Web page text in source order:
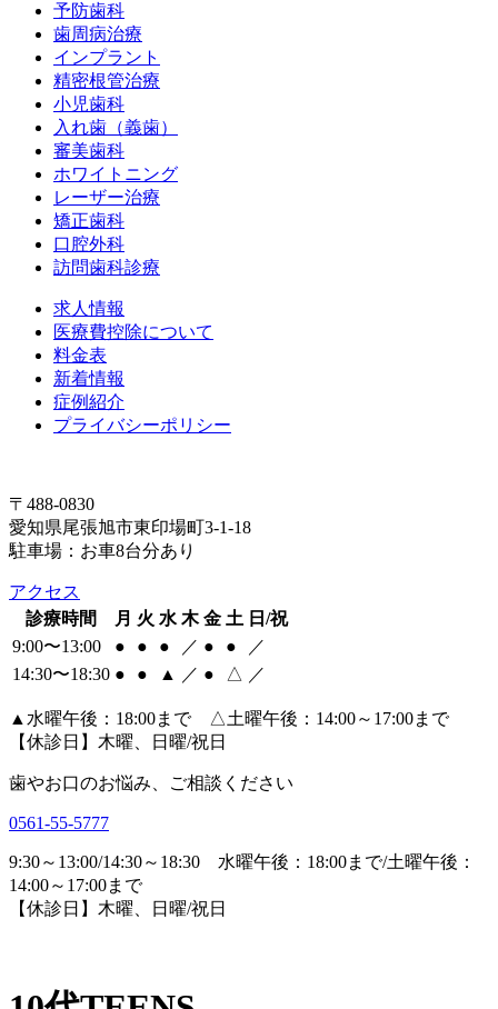
予防歯科
歯周病治療
インプラント
精密根管治療
小児歯科
入れ歯（義歯）
審美歯科
ホワイトニング
レーザー治療
矯正歯科
口腔外科
訪問歯科診療
求人情報
医療費控除について
料金表
新着情報
症例紹介
プライバシーポリシー
〒488-0830
愛知県尾張旭市東印場町3-1-18
駐車場：お車8台分あり
アクセス
診療時間
月 火 水 木 金 土 日/祝
9:00〜13:00
● ● ● ／ ● ●
／
14:30〜18:30 ● ● ▲ ／ ● △ ／
▲水曜午後：18:00まで △土曜午後：14:00～17:00まで
【休診日】木曜、日曜/祝日
歯やお口のお悩み、ご相談ください
0561-55-5777
9:30～13:00/14:30～18:30 水曜午後：18:00まで/土曜午後：
14:00～17:00まで
【休診日】木曜、日曜/祝日